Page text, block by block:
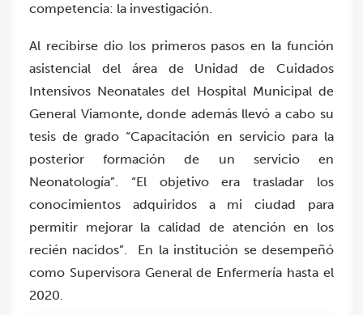
competencia: la investigación.
Al recibirse dio los primeros pasos en la función
asistencial del área de Unidad de Cuidados
Intensivos Neonatales del Hospital Municipal de
General Viamonte, donde además llevó a cabo su
tesis de grado “Capacitación en servicio para la
posterior formación de un servicio en
Neonatología”. “El objetivo era trasladar los
conocimientos adquiridos a mi ciudad para
permitir mejorar la calidad de atención en los
recién nacidos”. En la institución se desempeñó
como Supervisora General de Enfermería hasta el
2020.